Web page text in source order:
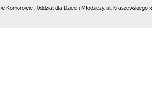
w Komorowie Oddział dla Dzieci i Młodzieży, ul. Kraszewskiego 3